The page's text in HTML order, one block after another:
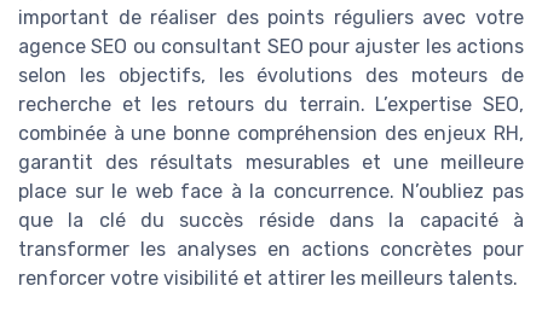
important de réaliser des points réguliers avec votre
agence SEO ou consultant SEO pour ajuster les actions
selon les objectifs, les évolutions des moteurs de
recherche et les retours du terrain. L’expertise SEO,
combinée à une bonne compréhension des enjeux RH,
garantit des résultats mesurables et une meilleure
place sur le web face à la concurrence. N’oubliez pas
que la clé du succès réside dans la capacité à
transformer les analyses en actions concrètes pour
renforcer votre visibilité et attirer les meilleurs talents.